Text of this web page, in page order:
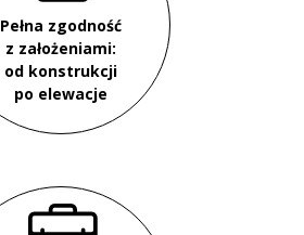
Pełna zgodność
z założeniami:
od konstrukcji
po elewacje